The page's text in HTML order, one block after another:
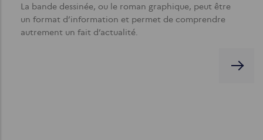
La bande dessinée, ou le roman graphique, peut être
un format d’information et permet de comprendre
autrement un fait d’actualité.